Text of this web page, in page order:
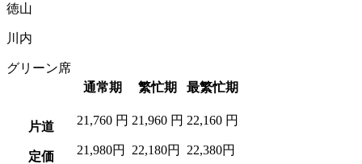
徳山
川内
グリーン席
通常期
繁忙期 最繁忙期
片道
定価
21,760 円
21,980円
21,960 円
22,180円
22,160 円
22,380円